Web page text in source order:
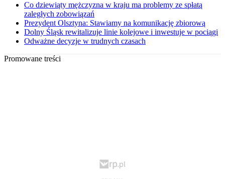
Co dziewiąty mężczyzna w kraju ma problemy ze spłatą
zaległych zobowiązań
Prezydent Olsztyna: Stawiamy na komunikację zbiorową
Dolny Śląsk rewitalizuje linie kolejowe i inwestuje w pociągi
Odważne decyzje w trudnych czasach
Promowane treści